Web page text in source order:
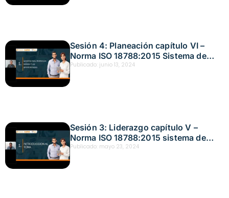
Sesión 4: Planeación capítulo VI –
Norma ISO 18788:2015 Sistema de
gestión de operaciones de seguridad
privada Fecha: junio 13, 2024
Publicado: junio 13, 2024
Sesión 3: Liderazgo capítulo V –
Norma ISO 18788:2015 sistema de
gestión de operaciones de seguridad
privada Fecha: mayo 23, 2024
Publicado: mayo 23, 2024